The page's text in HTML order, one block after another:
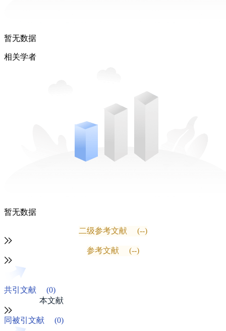
暂无数据
相关学者
暂无数据
二级参考文献 (--)
参考文献 (--)
共引文献
(0)
本文献
同被引文献 (0)